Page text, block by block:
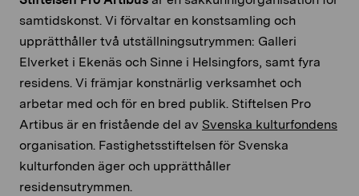
samtidskonst. Vi förvaltar en konstsamling och
upprätthåller två utställningsutrymmen: Galleri
Elverket i Ekenäs och Sinne i Helsingfors, samt fyra
residens. Vi främjar konstnärlig verksamhet och
arbetar med och för en bred publik. Stiftelsen Pro
Artibus är en fristående del av Svenska kulturfondens
organisation. Fastighetsstiftelsen för Svenska
kulturfonden äger och upprätthåller
residensutrymmen.